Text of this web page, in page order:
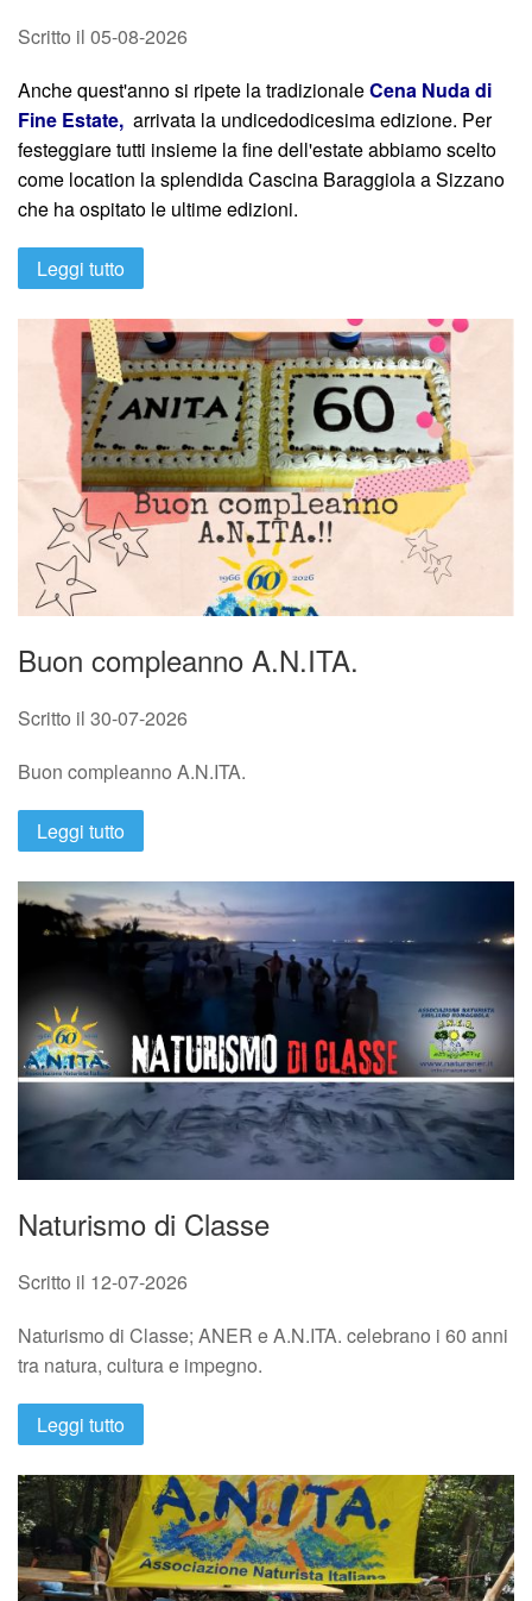
Scritto il 05-08-2026
Anche quest'anno si ripete la tradizionaleCena Nuda di
Fine Estate, arrivata la undicedodicesima edizione. Per
festeggiare tutti insieme la fine dell'estateabbiamo scelto
come location la splendida Cascina Baraggiola a Sizzano
che ha ospitato le ultime edizioni.
Leggi tutto
Buon compleanno A.N.ITA.
Scritto il 30-07-2026
Buon compleanno A.N.ITA.
Leggi tutto
Naturismo di Classe
Scritto il 12-07-2026
Naturismo di Classe; ANER e A.N.ITA. celebrano i 60 anni
tra natura, cultura e impegno.
Leggi tutto